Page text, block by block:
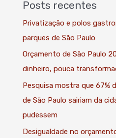
Posts recentes
Privatização e polos
parques de São Paulo
Orçamento de São Paulo
dinheiro, pouca
Pesquisa mostra que 67%
de São Paulo sairiam da
pudessem
Desigualdade no